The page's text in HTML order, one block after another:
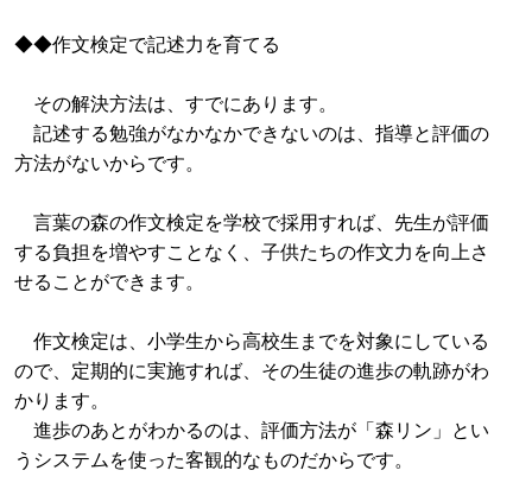
◆◆作文検定で記述力を育てる
その解決方法は、すでにあります。
記述する勉強がなかなかできないのは、指導と評価の
方法がないからです。
言葉の森の作文検定を学校で採用すれば、先生が評価
する負担を増やすことなく、子供たちの作文力を向上さ
せることができます。
作文検定は、小学生から高校生までを対象にしている
ので、定期的に実施すれば、その生徒の進歩の軌跡がわ
かります。
進歩のあとがわかるのは、評価方法が「森リン」とい
うシステムを使った客観的なものだからです。